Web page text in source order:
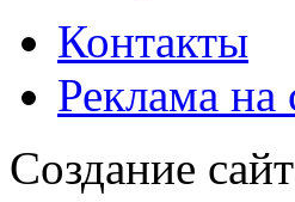
Контакты
Реклама на
Создание